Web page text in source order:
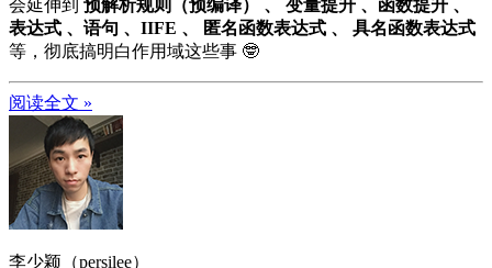
会延伸到 预解析规则（预编译） 、 变量提升 、函数提升 、
表达式 、语句 、IIFE 、 匿名函数表达式 、 具名函数表达式
等，彻底搞明白作用域这些事 🤓
阅读全文 »
李少颖（persilee）